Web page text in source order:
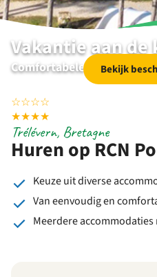
Vakantie aan de
Comfortabele Bekijk
☆☆☆☆
★★★★
Huren op RCN
Trélévern, Bretagne
Keuze uit diverse
Van eenvoudig en
Meerdere accommodaties